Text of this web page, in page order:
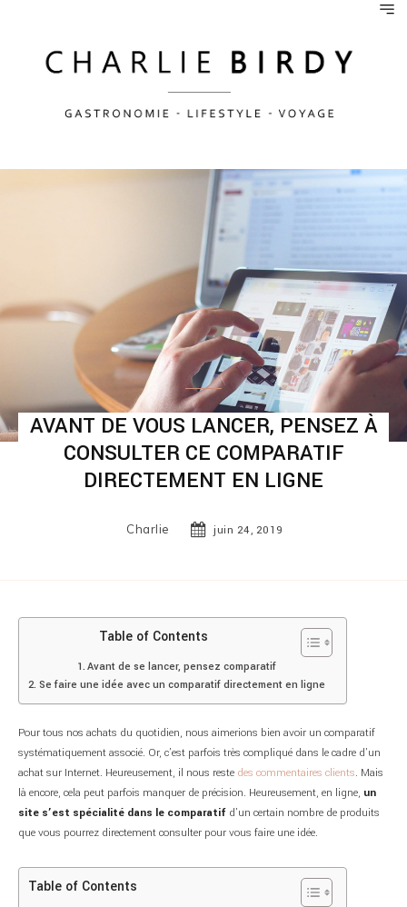
AVANT DE VOUS LANCER, PENSEZ À
CONSULTER CE COMPARATIF
DIRECTEMENT EN LIGNE
Charlie juin 24, 2019
Table of Contents
Avant de se lancer, pensez comparatif
Se faire une idée avec un comparatif directement en ligne
Pour tous nos achats du quotidien, nous aimerions bien avoir un comparatif
systématiquement associé. Or, c’est parfois très compliqué dans le cadre d’un
achat sur Internet. Heureusement, il nous reste des commentaires clients. Mais
là encore, cela peut parfois manquer de précision. Heureusement, en ligne, un
site s’est spécialité dans le comparatif d’un certain nombre de produits
que vous pourrez directement consulter pour vous faire une idée.
Table of Contents